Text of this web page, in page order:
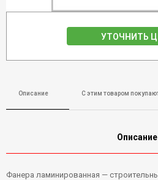
УТОЧНИТЬ
Описание С этим товаром
Описание
Фанера ламинированная —